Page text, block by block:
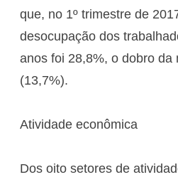
que, no 1º trimestre de
desocupação dos
anos foi 28,8%, o dobro da
(13,7%).
Atividade econômica
Dos oito setores de